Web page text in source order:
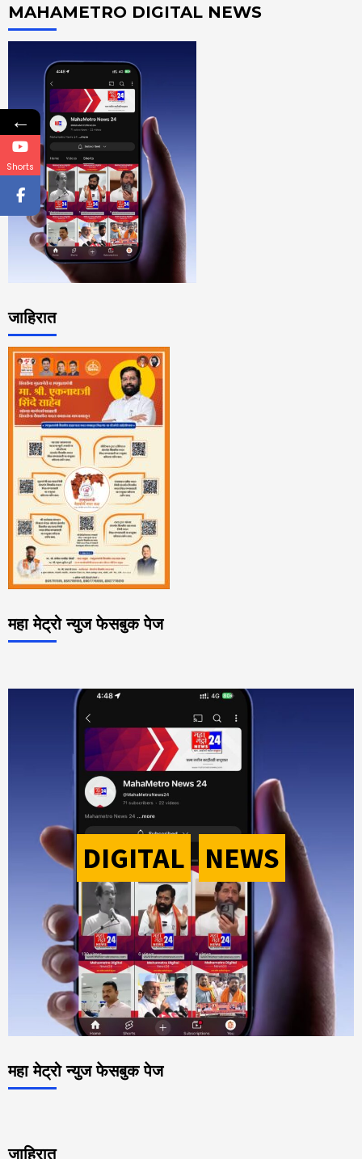
MAHAMETRO DIGITAL NEWS
जाहिरात
महा मेट्रो न्युज फेसबुक पेज
DIGITAL- NEWS
महा मेट्रो न्युज फेसबुक पेज
जाहिरात
←
Shorts